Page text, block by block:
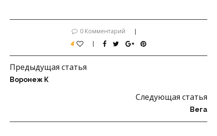
0 Комментарий
4
Предыдущая статья
Воронеж К
Следующая статья
Вега